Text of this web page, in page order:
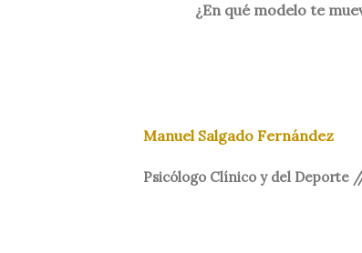
¿En qué modelo te
Manuel Salgado Fernández
Psicólogo Clínico y del Deporte